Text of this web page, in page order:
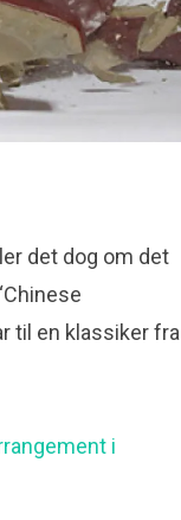
det dog om det
til en klassiker fra
i